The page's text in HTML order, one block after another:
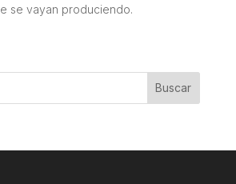
se vayan produciendo.
Buscar